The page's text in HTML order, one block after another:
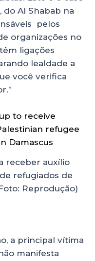
do Al Shabab na
pelos
organizações no
ligações
lealdade a
você verifica
receber auxílio
refugiados de
Reprodução)
a principal vítima
manifesta